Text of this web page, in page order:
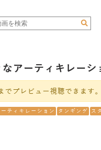
アーティキレーシ
でプレビュー視聴できます
ーティキレーション タンギング ス